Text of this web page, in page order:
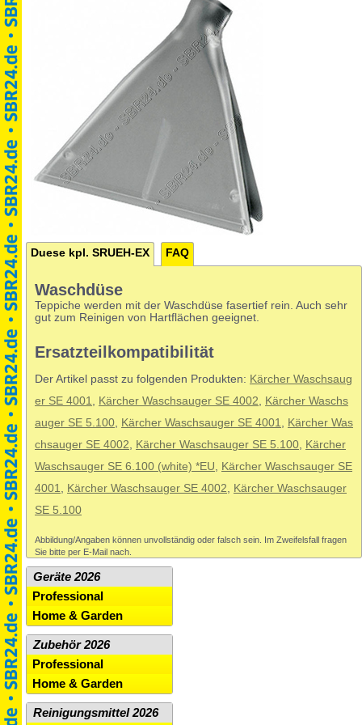
Duese kpl. SRUEH-EX FAQ
Waschdüse
Teppiche werden mit der Waschdüse fasertief rein. Auch sehr
gut zum Reinigen von Hartflächen geeignet.
Ersatzteilkompatibilität
Der Artikel passt zu folgenden Produkten: Kärcher Waschsaug
er SE 4001
Kärcher Waschsauger SE 4002
Kärcher Waschs
auger SE 5.100
Kärcher Waschsauger SE 4001
Kärcher Was
chsauger SE 4002
Kärcher Waschsauger SE 5.100
Kärcher
Waschsauger SE 6.100 (white) *EU
Kärcher Waschsauger SE
4001
Kärcher Waschsauger SE 4002
Kärcher Waschsauger
SE 5.100
Abbildung/Angaben können unvollständig oder falsch sein. Im Zweifelsfall fragen
Sie bitte per E-Mail nach.
Geräte 2026
Professional
Home & Garden
Zubehör 2026
Professional
Home & Garden
Reinigungsmittel 2026